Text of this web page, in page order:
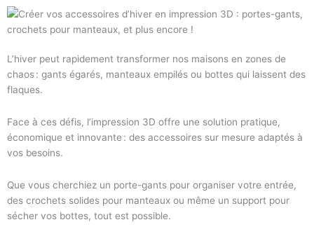
L’hiver peut rapidement transformer nos maisons en zones de
chaos : gants égarés, manteaux empilés ou bottes qui laissent des
flaques.
Face à ces défis, l’impression 3D offre une solution pratique,
économique et innovante : des accessoires sur mesure adaptés à
vos besoins.
Que vous cherchiez un porte-gants pour organiser votre entrée,
des crochets solides pour manteaux ou même un support pour
sécher vos bottes, tout est possible.